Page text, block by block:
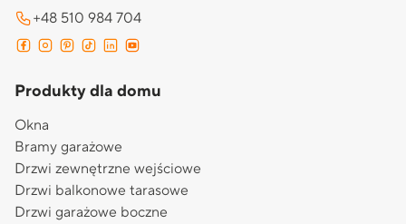
+48 510 984 704
Produkty dla domu
Okna
Bramy garażowe
Drzwi zewnętrzne wejściowe
Drzwi balkonowe tarasowe
Drzwi garażowe boczne